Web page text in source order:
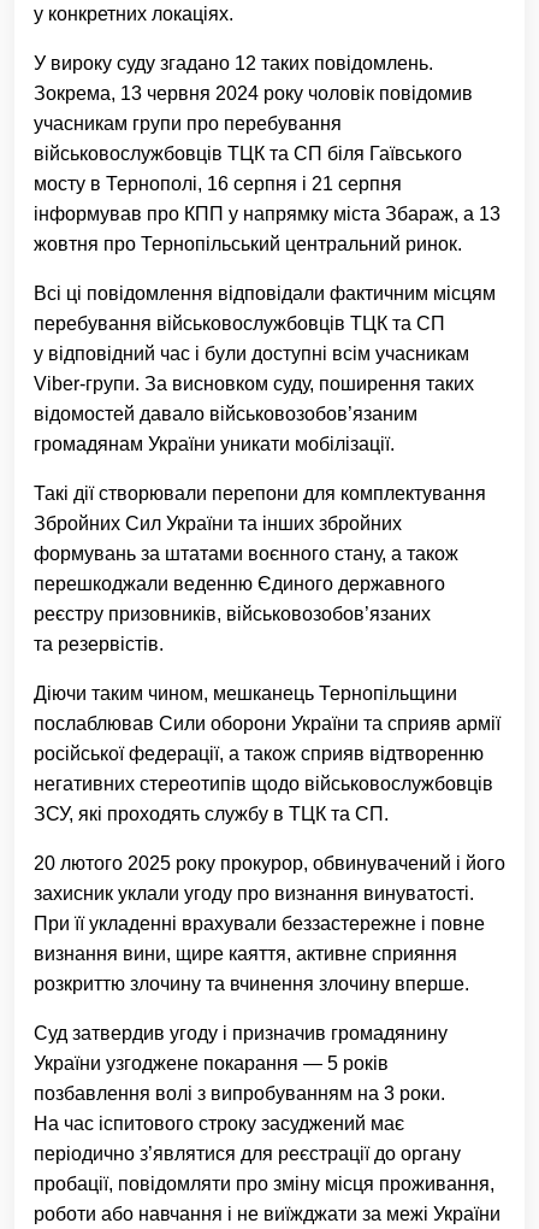
у конкретних локаціях.
У вироку суду згадано 12 таких повідомлень.
Зокрема, 13 червня 2024 року чоловік повідомив
учасникам групи про перебування
військовослужбовців ТЦК та СП біля Гаївського
мосту в Тернополі, 16 серпня і 21 серпня
інформував про КПП у напрямку міста Збараж, а 13
жовтня про Тернопільський центральний ринок.
Всі ці повідомлення відповідали фактичним місцям
перебування військовослужбовців ТЦК та СП
у відповідний час і були доступні всім учасникам
Viber-групи. За висновком суду, поширення таких
відомостей давало військовозобов’язаним
громадянам України уникати мобілізації.
Такі дії створювали перепони для комплектування
Збройних Сил України та інших збройних
формувань за штатами воєнного стану, а також
перешкоджали веденню Єдиного державного
реєстру призовників, військовозобов’язаних
та резервістів.
Діючи таким чином, мешканець Тернопільщини
послаблював Сили оборони України та сприяв армії
російської федерації, а також сприяв відтворенню
негативних стереотипів щодо військовослужбовців
ЗСУ, які проходять службу в ТЦК та СП.
20 лютого 2025 року прокурор, обвинувачений і його
захисник уклали угоду про визнання винуватості.
При її укладенні врахували беззастережне і повне
визнання вини, щире каяття, активне сприяння
розкриттю злочину та вчинення злочину вперше.
Суд затвердив угоду і призначив громадянину
України узгоджене покарання — 5 років
позбавлення волі з випробуванням на 3 роки.
На час іспитового строку засуджений має
періодично з’являтися для реєстрації до органу
пробації, повідомляти про зміну місця проживання,
роботи або навчання і не виїжджати за межі України